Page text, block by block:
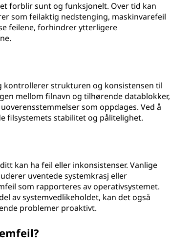
forblir sunt og funksjonelt. Over tid kan
som feilaktig nedstenging, maskinvarefeil
feilene, forhindrer ytterligere
kontrollerer strukturen og konsistensen til
mellom filnavn og tilhørende datablokker,
som oppdages. Ved å
filsystemets stabilitet og pålitelighet.
kan ha feil eller inkonsistenser. Vanlige
uventede systemkrasj eller
som rapporteres av operativsystemet.
av systemvedlikeholdet, kan det også
problemer proaktivt.